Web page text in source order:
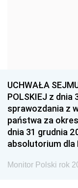
1939
1936
UCHWAŁA
POLSKIEJ z dnia
sprawozdania z
państwa za
dnia 31 grudnia
absolutorium dla
Monitor Polski rok